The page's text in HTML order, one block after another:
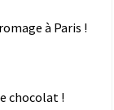
à Paris !
chocolat !